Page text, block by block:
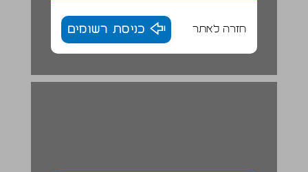
חזרה לאתר כניסת רשומים
בחדש תשרי ... 20